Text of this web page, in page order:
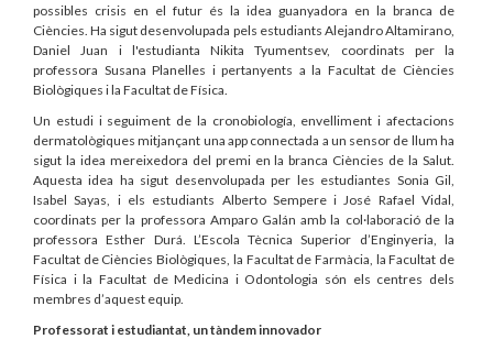
possibles crisis en el futur és la idea guanyadora en la branca de
Ciències. Ha sigut desenvolupada pels estudiants Alejandro Altamirano,
Daniel Juan i l'estudianta Nikita Tyumentsev, coordinats per la
professora Susana Planelles i pertanyents a la Facultat de Ciències
Biològiques i la Facultat de Física.
Un estudi i seguiment de la cronobiología, envelliment i afectacions
dermatològiques mitjançant una app connectada a un sensor de llum ha
sigut la idea mereixedora del premi en la branca Ciències de la Salut.
Aquesta idea ha sigut desenvolupada per les estudiantes Sonia Gil,
Isabel Sayas, i els estudiants Alberto Sempere i José Rafael Vidal,
coordinats per la professora Amparo Galán amb la col·laboració de la
professora Esther Durá. L’Escola Tècnica Superior d’Enginyeria, la
Facultat de Ciències Biològiques, la Facultat de Farmàcia, la Facultat de
Física i la Facultat de Medicina i Odontologia són els centres dels
membres d’aquest equip.
Professorat i estudiantat, un tàndem innovador